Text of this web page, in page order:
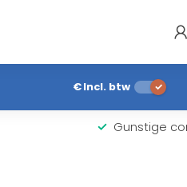
€Incl. btw
Gunstige